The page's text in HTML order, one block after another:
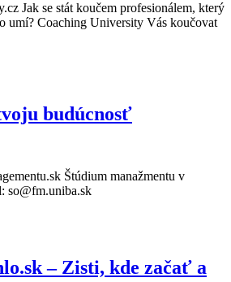
Jak se stát koučem profesionálem, který
umí? Coaching University Vás koučovat
budúcnosť
Štúdium manažmentu v
so@fm.uniba.sk
– Zisti, kde začať a